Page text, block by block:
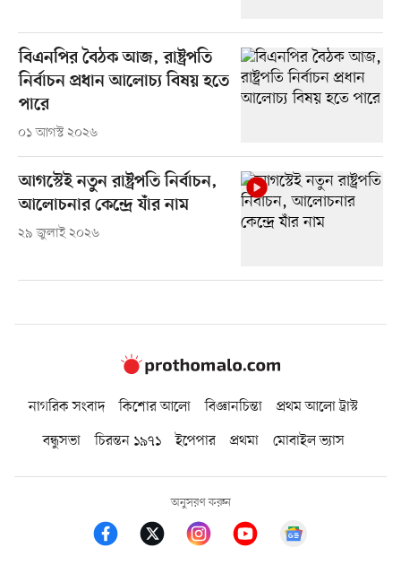
বিএনপির বৈঠক আজ, রাষ্ট্রপতি
নির্বাচন প্রধান আলোচ্য বিষয় হতে
পারে
০১ আগস্ট ২০২৬
আগস্টেই নতুন রাষ্ট্রপতি নির্বাচন,
আলোচনার কেন্দ্রে যাঁর নাম
২৯ জুলাই ২০২৬
নাগরিক সংবাদ কিশোর আলো বিজ্ঞানচিন্তা
প্রথম আলো ট্রাস্ট
বন্ধুসভা
চিরন্তন ১৯৭১ ইপেপার প্রথমা মোবাইল ভ্যাস
অনুসরণ করুন